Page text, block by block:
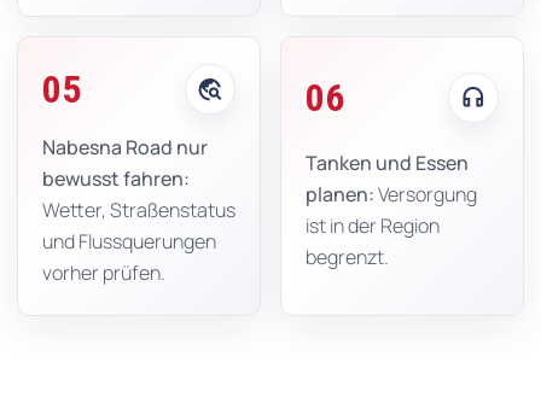
05 travel_explore
Nabesna Road nur
bewusst fahren:
Wetter, Straßenstatus
und Flussquerungen
vorher prüfen.
06 headphones
Tanken und Essen
planen:Versorgung
ist in der Region
begrenzt.